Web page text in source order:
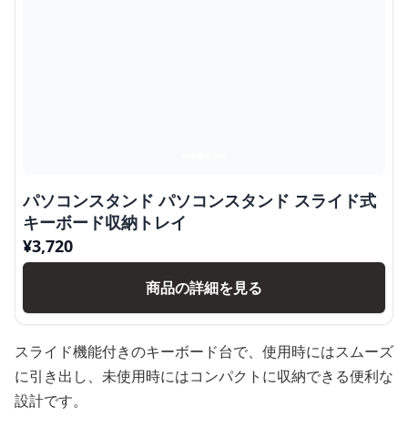
パソコンスタンド パソコンスタンド スライド式
キーボード収納トレイ
¥3,720
商品の詳細を見る
スライド機能付きのキーボード台で、使用時にはスムーズ
に引き出し、未使用時にはコンパクトに収納できる便利な
設計です。